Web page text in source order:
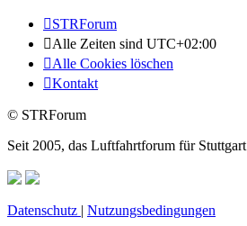
STRForum
Alle Zeiten sind UTC+02:00
Alle Cookies löschen
Kontakt
© STRForum
Seit 2005, das Luftfahrtforum für Stuttgart
Datenschutz Nutzungsbedingungen